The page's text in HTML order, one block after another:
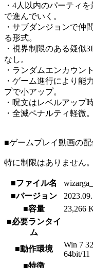
・4人以内のパーティ
で進んでいく。
・サブダンジョンで仲
る形式。
・視界制限のある疑似
なし。
・ランダムエンカウン
・ゲーム進行により能
プで小アップ。
・呪文はレベルアップ
・全滅ペナルティ軽微。
■ゲームプレイ動画の配
特に制限はありません。
■ファイル名
■バージョン
■容量
23,266
■必要ランタイ
ム
■動作環境
Win 7
64bit/11
■特徴